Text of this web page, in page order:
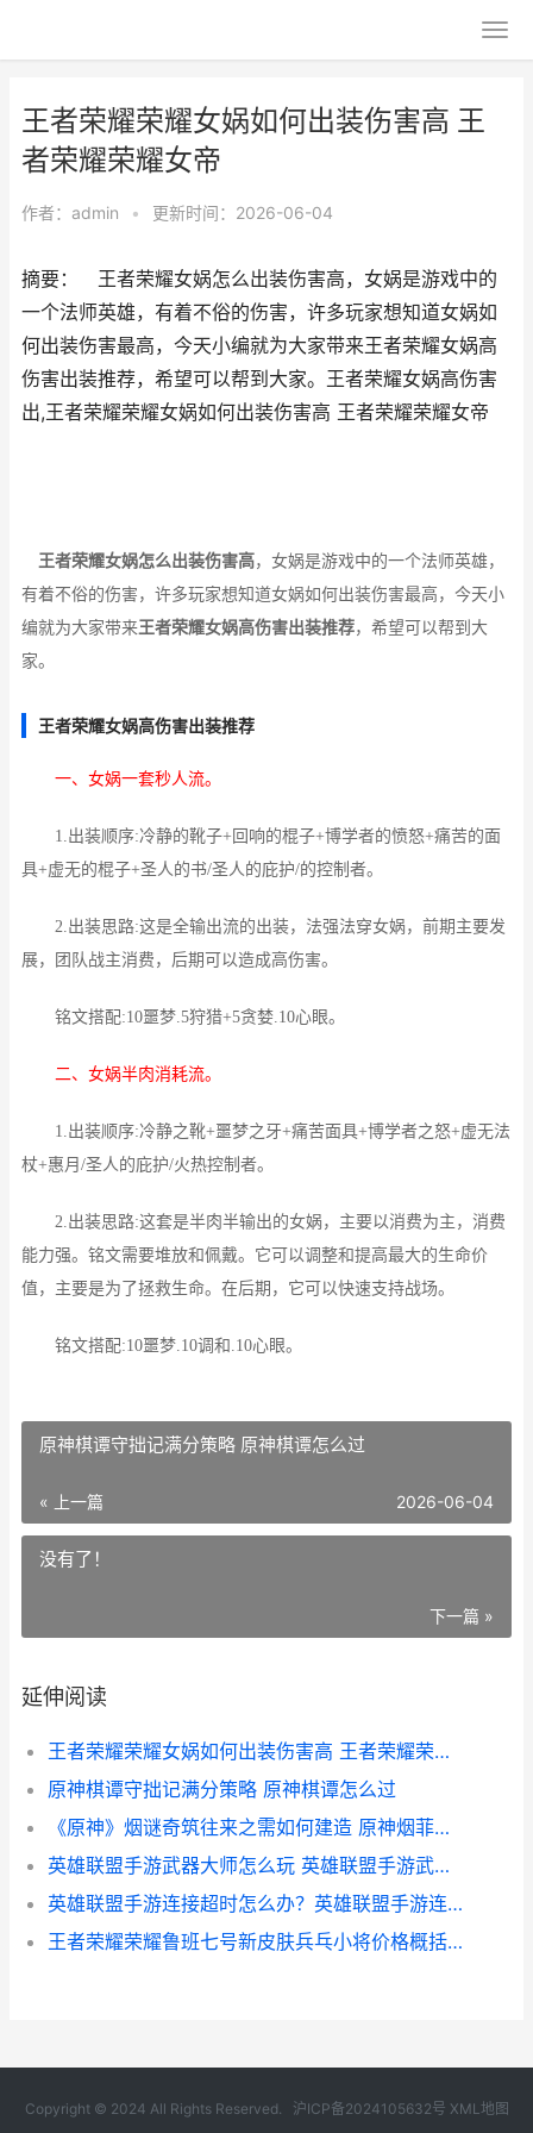
王者荣耀荣耀女娲如何出装伤害高 王
者荣耀荣耀女帝
作者： admin • 更新时间：2026-06-04
摘要： 王者荣耀女娲怎么出装伤害高，女娲是游戏中的
一个法师英雄，有着不俗的伤害，许多玩家想知道女娲如
何出装伤害最高，今天小编就为大家带来王者荣耀女娲高
伤害出装推荐，希望可以帮到大家。王者荣耀女娲高伤害
出,王者荣耀荣耀女娲如何出装伤害高 王者荣耀荣耀女帝
王者荣耀女娲怎么出装伤害高，女娲是游戏中的一个法师英雄，
有着不俗的伤害，许多玩家想知道女娲如何出装伤害最高，今天小
编就为大家带来王者荣耀女娲高伤害出装推荐，希望可以帮到大
家。
王者荣耀女娲高伤害出装推荐
一、女娲一套秒人流。
1.出装顺序:冷静的靴子+回响的棍子+博学者的愤怒+痛苦的面
具+虚无的棍子+圣人的书/圣人的庇护/的控制者。
2.出装思路:这是全输出流的出装，法强法穿女娲，前期主要发
展，团队战主消费，后期可以造成高伤害。
铭文搭配:10噩梦.5狩猎+5贪婪.10心眼。
二、女娲半肉消耗流。
1.出装顺序:冷静之靴+噩梦之牙+痛苦面具+博学者之怒+虚无法
杖+惠月/圣人的庇护/火热控制者。
2.出装思路:这套是半肉半输出的女娲，主要以消费为主，消费
能力强。铭文需要堆放和佩戴。它可以调整和提高最大的生命价
值，主要是为了拯救生命。在后期，它可以快速支持战场。
铭文搭配:10噩梦.10调和.10心眼。
原神棋谭守拙记满分策略 原神棋谭怎么过
« 上一篇 2026-06-04
没有了！
下一篇 »
延伸阅读
王者荣耀荣耀女娲如何出装伤害高 王者荣耀荣耀女帝
原神棋谭守拙记满分策略 原神棋谭怎么过
《原神》烟谜奇筑往来之需如何建造 原神烟菲攻略
英雄联盟手游武器大师怎么玩 英雄联盟手游武器大师出装
英雄联盟手游连接超时怎么办？英雄联盟手游连接超时解决方法
王者荣耀荣耀鲁班七号新皮肤兵乓小将价格概括 王者荣耀姓鲁
Copyright © 2024 All Rights Reserved. 沪ICP备2024105632号 XML地图